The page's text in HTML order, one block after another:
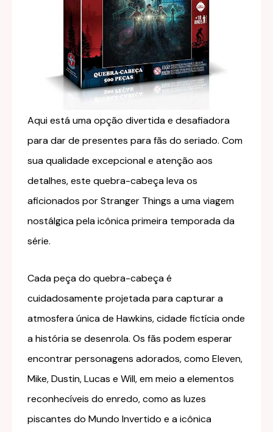
Aqui está uma opção divertida e desafiadora
para dar de presentes para fãs do seriado. Com
sua qualidade excepcional e atenção aos
detalhes, este quebra-cabeça leva os
aficionados por Stranger Things a uma viagem
nostálgica pela icônica primeira temporada da
série.
Cada peça do quebra-cabeça é
cuidadosamente projetada para capturar a
atmosfera única de Hawkins, cidade fictícia onde
a história se desenrola. Os fãs podem esperar
encontrar personagens adorados, como Eleven,
Mike, Dustin, Lucas e Will, em meio a elementos
reconhecíveis do enredo, como as luzes
piscantes do Mundo Invertido e a icônica